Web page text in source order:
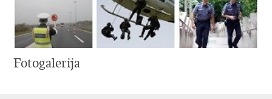
Fotogalerija